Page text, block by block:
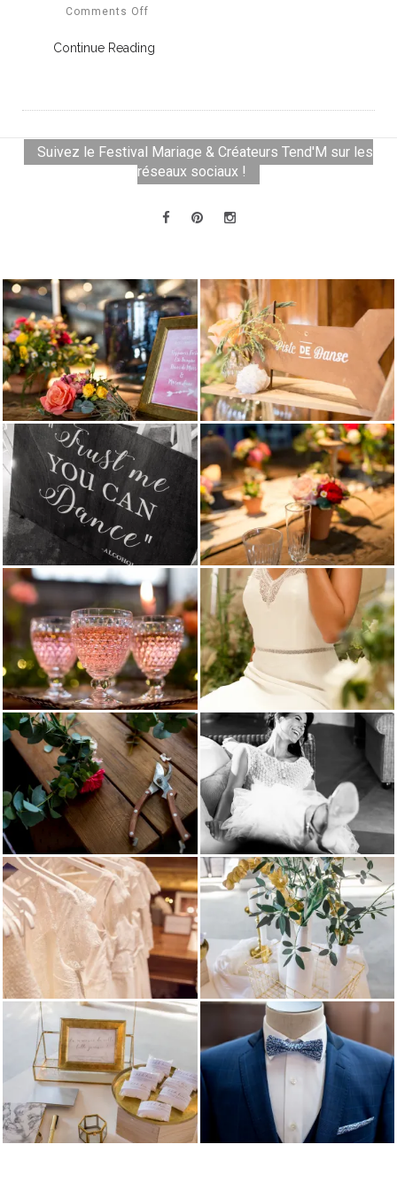
Comments Off
Continue Reading
Suivez le Festival Mariage & Créateurs Tend'M sur les
réseaux sociaux !